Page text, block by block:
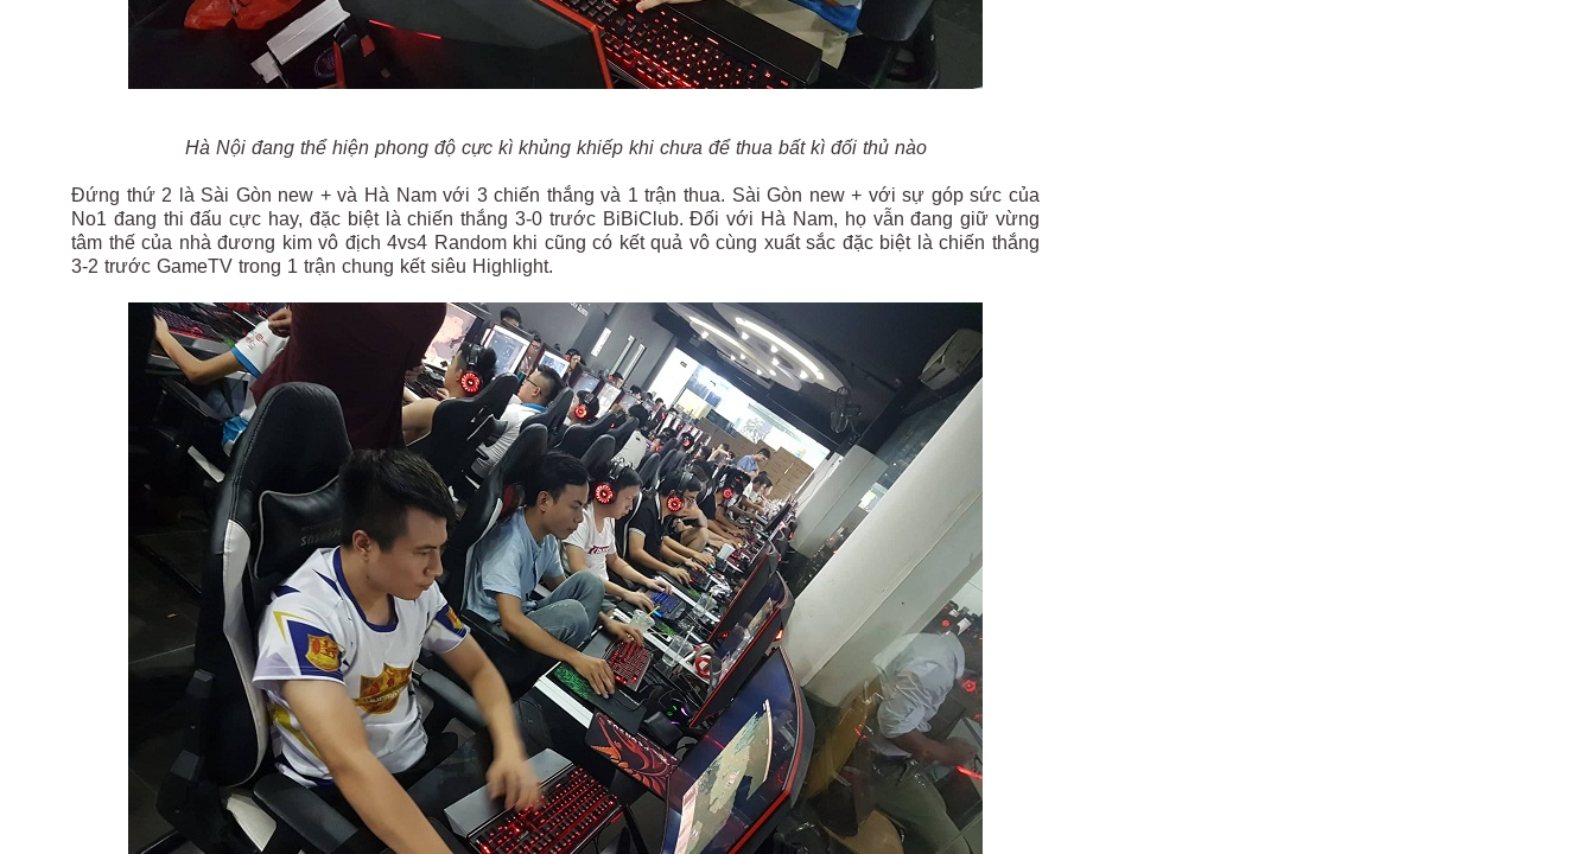
Hà Nội đang thể hiện phong độ cực kì khủng khiếp khi chưa để thua bất kì đối thủ nào
Đứng thứ 2 là Sài Gòn new + và Hà Nam với 3 chiến thắng và 1 trận thua. Sài Gòn new + với sự góp sức của
No1 đang thi đấu cực hay, đặc biệt là chiến thắng 3-0 trước BiBiClub. Đối với Hà Nam, họ vẫn đang giữ vừng
tâm thế của nhà đương kim vô địch 4vs4 Random khi cũng có kết quả vô cùng xuất sắc đặc biệt là chiến thắng
3-2 trước GameTV trong 1 trận chung kết siêu Highlight.